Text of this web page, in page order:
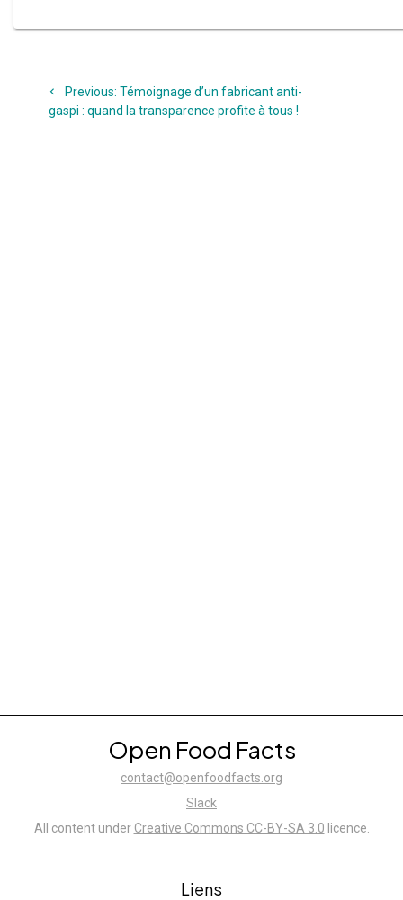
de
Previous: Previous
post:
Témoignage d’un fabricant anti-
gaspi : quand la transparence profite à tous !
Open Food Facts
contact@openfoodfacts.org
Slack
All content under Creative Commons CC-BY-SA 3.0 licence.
Liens